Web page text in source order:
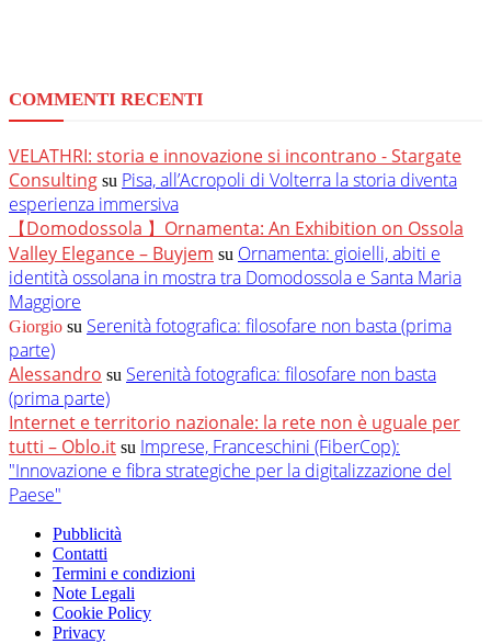
COMMENTI RECENTI
VELATHRI: storia e innovazione si incontrano - Stargate
Consulting su Pisa, all’Acropoli di Volterra la storia diventa
esperienza immersiva
【Domodossola 】Ornamenta: An Exhibition on Ossola
Valley Elegance – Buyjem su Ornamenta: gioielli, abiti e
identità ossolana in mostra tra Domodossola e Santa Maria
Maggiore
Giorgio su Serenità fotografica: filosofare non basta (prima
parte)
Alessandro su Serenità fotografica: filosofare non basta
(prima parte)
Internet e territorio nazionale: la rete non è uguale per
tutti – Oblo.it su Imprese, Franceschini (FiberCop):
"Innovazione e fibra strategiche per la digitalizzazione del
Paese"
Pubblicità
Contatti
Termini e condizioni
Note Legali
Cookie Policy
Privacy